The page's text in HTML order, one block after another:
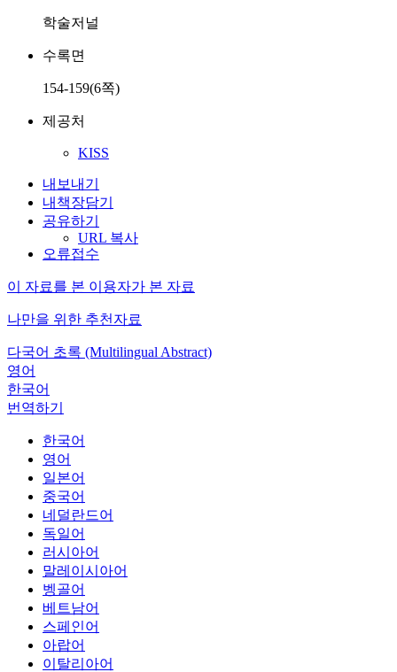
학술저널
수록면
154-159(6쪽)
제공처
KISS
내보내기
내책장담기
공유하기
URL 복사
오류접수
이 자료를 본 이용자가 본 자료
나만을 위한 추천자료
다국어 초록 (Multilingual Abstract)
영어
한국어
번역하기
한국어
영어
일본어
중국어
네덜란드어
독일어
러시아어
말레이시아어
벵골어
베트남어
스페인어
아랍어
이탈리아어